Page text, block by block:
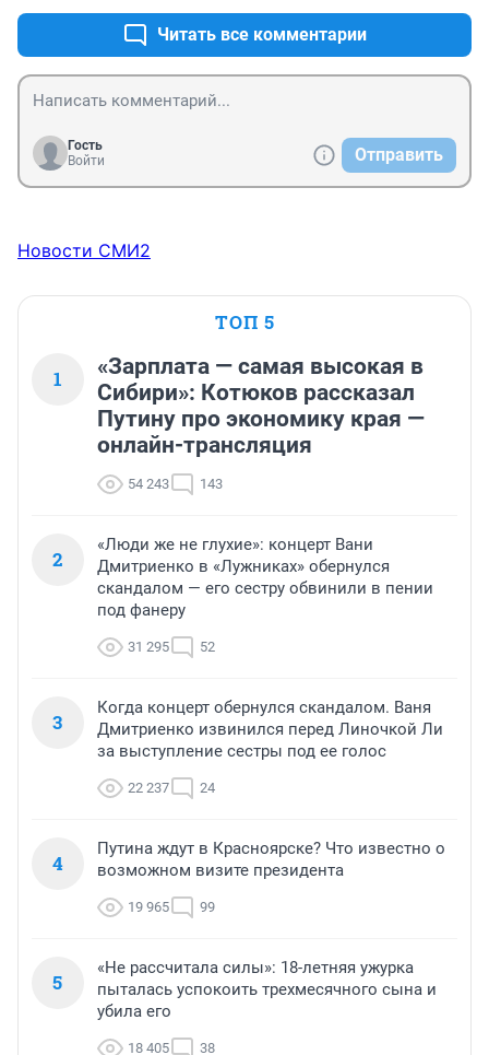
Читать все комментарии
Гость
Войти
Отправить
Новости СМИ2
ТОП 5
1
«Зарплата — самая высокая в
Сибири»: Котюков рассказал
Путину про экономику края —
онлайн-трансляция
54 243 143
2
«Люди же не глухие»: концерт Вани
Дмитриенко в «Лужниках» обернулся
скандалом — его сестру обвинили в пении
под фанеру
31 295 52
3
Когда концерт обернулся скандалом. Ваня
Дмитриенко извинился перед Линочкой Ли
за выступление сестры под ее голос
22 237 24
4
Путина ждут в Красноярске? Что известно о
возможном визите президента
19 965 99
5
«Не рассчитала силы»: 18-летняя ужурка
пыталась успокоить трехмесячного сына и
убила его
18 405 38